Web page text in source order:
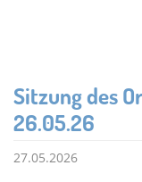
Sitzung des
26.05.26
27.05.2026